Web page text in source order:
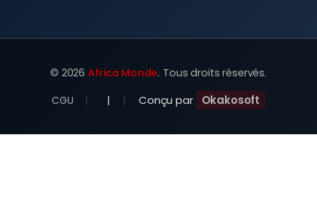
© 2026 Africa Monde. Tous droits réservés.
CGU | Conçu par Okakosoft